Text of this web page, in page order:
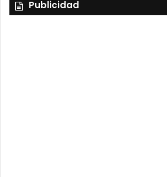
Publicidad